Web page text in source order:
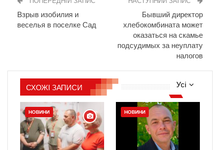
Взрыв изобилия и
веселья в поселке Сад
Бывший директор
хлебокомбината может
оказаться на скамье
подсудимых за неуплату
налогов
Усі
СХОЖІ ЗАПИСИ
НОВИНИ НОВИНИ